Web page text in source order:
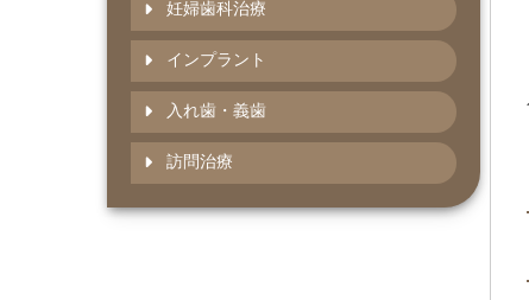
妊婦歯科治療
インプラント
入れ歯・義歯
訪問治療